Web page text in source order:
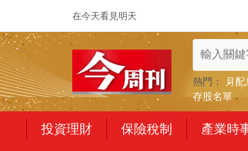
在今天看見明天
熱門： 月
存股名單
投資理財 保險稅制 產業時